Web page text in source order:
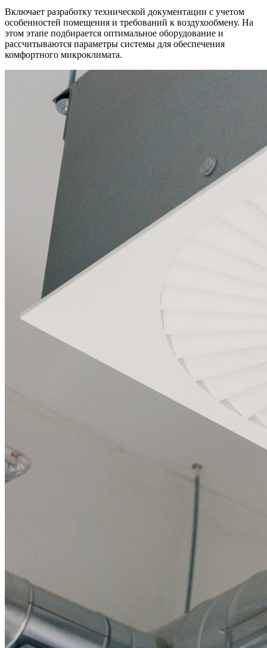
Включает разработку технической документации с учетом
особенностей помещения и требований к воздухообмену. На
этом этапе подбирается оптимальное оборудование и
рассчитываются параметры системы для обеспечения
комфортного микроклимата.